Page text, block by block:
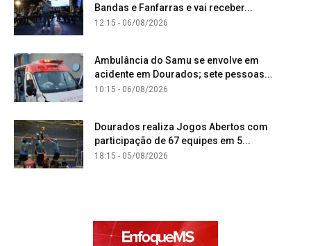
Bandas e Fanfarras e vai receber...
12:15 - 06/08/2026
Ambulância do Samu se envolve em
acidente em Dourados; sete pessoas...
10:15 - 06/08/2026
Dourados realiza Jogos Abertos com
participação de 67 equipes em 5...
18:15 - 05/08/2026